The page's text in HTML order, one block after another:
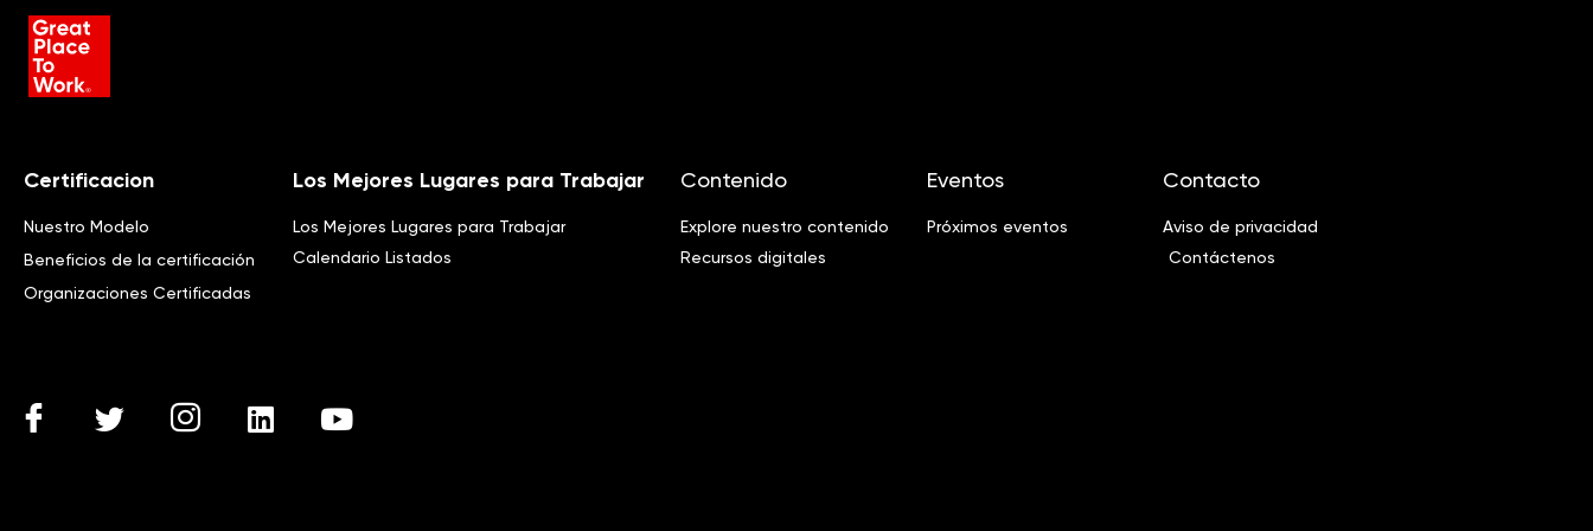
Certificacion
Nuestro Modelo
Beneficios de la certificación
Organizaciones Certificadas
Los Mejores Lugares para Trabajar
Los Mejores Lugares para Trabajar
Calendario Listados
Contenido
Explore nuestro contenido
Recursos digitales
Eventos
Próximos eventos
Contacto
Aviso de privacidad
Contáctenos